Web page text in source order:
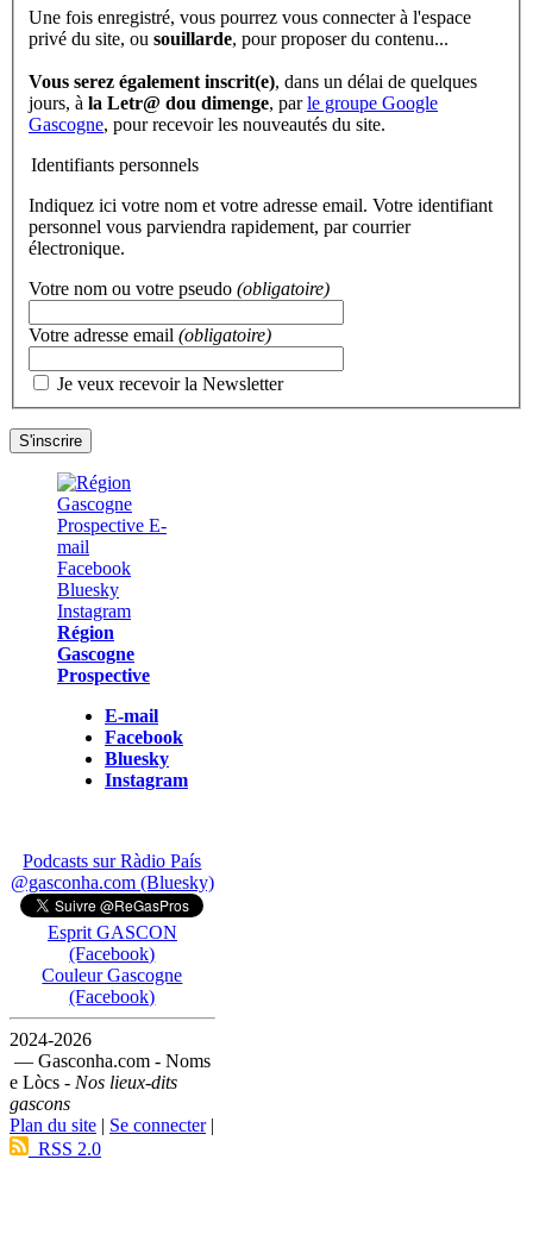
Une fois enregistré, vous pourrez vous connecter à l'espace
privé du site, ou souillarde , pour proposer du contenu...
Vous serez également inscrit(e), dans un délai de quelques
jours, à la Letr@ dou dimenge, parle groupe Google
Gascogne, pour recevoir les nouveautés du site.
Identifiants personnels
Indiquez ici votre nom et votre adresse email. Votre identifiant
personnel vous parviendra rapidement, par courrier
électronique.
Votre nom ou votre pseudo (obligatoire)
Votre adresse email (obligatoire)
Je veux recevoir la Newsletter
Région
Gascogne
Prospective
E-mail
Facebook
Bluesky
Instagram
Podcasts sur Ràdio País
@gasconha.com (Bluesky)
Esprit GASCON
(Facebook)
Couleur Gascogne
(Facebook)
2024-2026
— Gasconha.com - Noms
e Lòcs - Nos lieux-dits
gascons
Plan du site | Se connecter|
RSS 2.0